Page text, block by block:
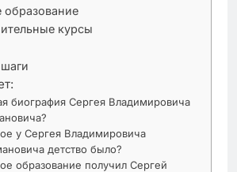
курсы
биография Сергея Владимировича
у Сергея Владимировича
детство было?
образование получил Сергей